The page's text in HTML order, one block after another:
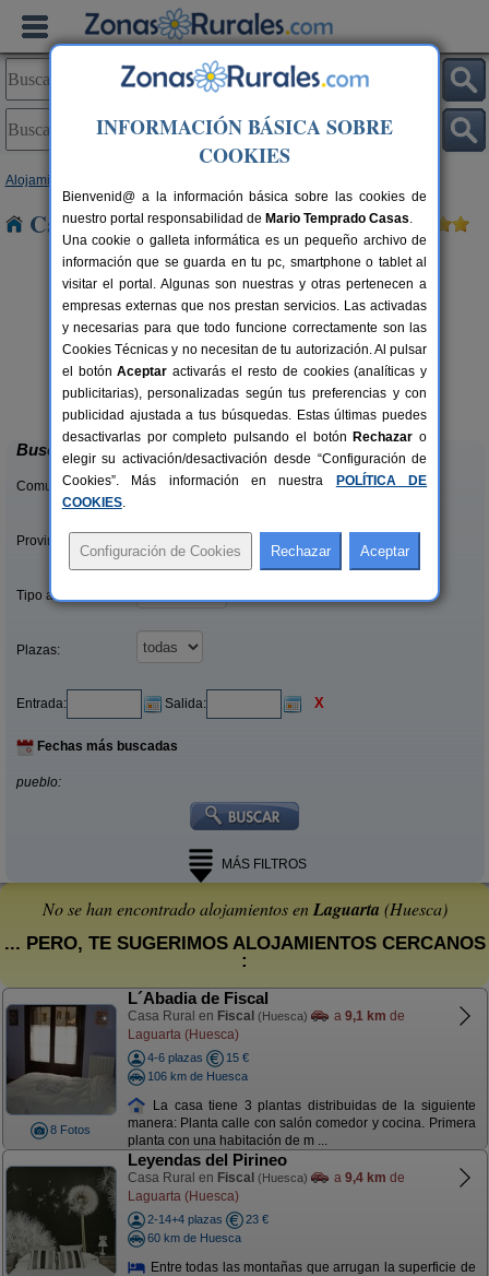
Alojamientos
Casas Rurales cerca de Laguarta
6 pers.
desde25 €
Camping Alquézar
Alquézar (Huesca)
Buscar
Comunidades:
Provincias/Islas:
Tipo alquiler:
Plazas:
Entrada: Salida: X
Fechas más buscadas
pueblo:
MÁS FILTROS
No se han encontrado alojamientos enLaguarta (Huesca)
... PERO, TE SUGERIMOS ALOJAMIENTOS CERCANOS
:
8 Fotos
L´Abadia de Fiscal
Casa Rural en Fiscal (Huesca) a 9,1 km de
Laguarta (Huesca)
4-6 plazas
15 €
106 km de Huesca
La casa tiene 3 plantas distribuidas de la siguiente
manera: Planta calle con salón comedor y cocina. Primera
planta con una habitación de m ...
Leyendas del Pirineo
Casa Rural en Fiscal (Huesca) a 9,4 km de
Laguarta (Huesca)
2-14+4 plazas
23 €
60 km de Huesca
Entre todas las montañas que arrugan la superficie de
INFORMACIÓN BÁSICA SOBRE
COOKIES
Bienvenid@ a la información básica sobre las cookies de
nuestro portal responsabilidad de Mario Temprado Casas.
Una cookie o galleta informática es un pequeño archivo de
información que se guarda en tu pc, smartphone o tablet al
visitar el portal. Algunas son nuestras y otras pertenecen a
empresas externas que nos prestan servicios. Las activadas
y necesarias para que todo funcione correctamente son las
Cookies Técnicas y no necesitan de tu autorización. Al pulsar
el botónAceptar activarás el resto de cookies (analíticas y
publicitarias), personalizadas según tus preferencias y con
publicidad ajustada a tus búsquedas. Estas últimas puedes
desactivarlas por completo pulsando el botón Rechazar o
elegir su activación/desactivación desde “Configuración de
Cookies”. Más información en nuestra
POLÍTICA DE
COOKIES.